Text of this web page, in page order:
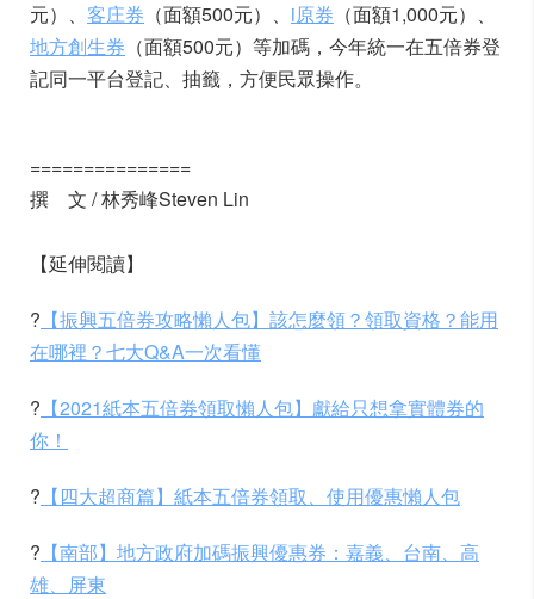
元）、 客庄券 （面額500元）、 i原券 （面額1,000元）、
地方創生券 （面額500元）等加碼，今年統一在五倍券登
記同一平台登記、抽籤，方便民眾操作。
===============
撰 文 / 林秀峰Steven Lin
【延伸閱讀】
? 【振興五倍券攻略懶人包】該怎麼領？領取資格？能用
在哪裡？七大Q&A一次看懂
? 【2021紙本五倍券領取懶人包】獻給只想拿實體券的
你！
? 【四大超商篇】紙本五倍券領取、使用優惠懶人包
? 【南部】地方政府加碼振興優惠券：嘉義、台南、高
雄、屏東